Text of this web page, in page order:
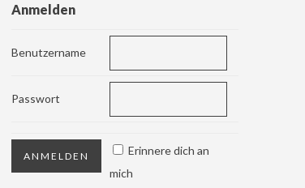
Anmelden
Benutzername
Passwort
Erinnere dich an
mich